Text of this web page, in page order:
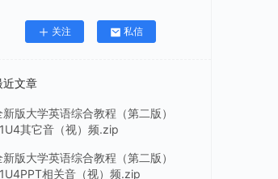
关注 私信
近文章
新版大学英语综合教程（第二版）
其它音（视）频.zip
新版大学英语综合教程（第二版）
相关音（视）频.zip